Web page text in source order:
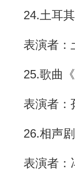
24.土耳其
表演者：
25.歌曲《
表演者：
26.相声剧
表演者：冯